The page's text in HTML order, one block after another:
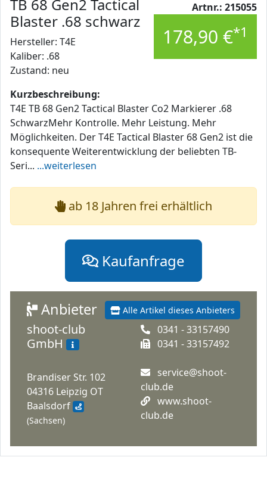
Artnr.: 215055
178,90 €*1
TB 68 Gen2 Tactical
Blaster .68 schwarz
Hersteller: T4E
Kaliber: .68
Zustand: neu
Kurzbeschreibung:
T4E TB 68 Gen2 Tactical Blaster Co2 Markierer .68
SchwarzMehr Kontrolle. Mehr Leistung. Mehr
Möglichkeiten. Der T4E Tactical Blaster 68 Gen2 ist die
konsequente Weiterentwicklung der beliebten TB-
Seri... ...weiterlesen
ab 18 Jahren frei erhältlich
Kaufanfrage
Alle Artikel dieses Anbieters
Anbieter
shoot-club
GmbH
Brandiser Str. 102
04316 Leipzig OT
Baalsdorf
(Sachsen)
0341 - 33157490
0341 - 33157492
service@shoot-
club.de
www.shoot-
club.de